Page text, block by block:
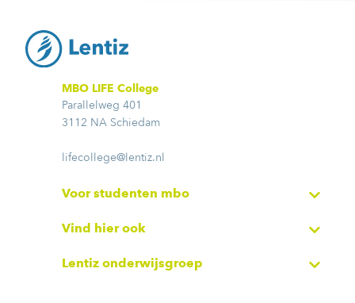
MBO LIFE College
Parallelweg 401
3112 NA Schiedam
lifecollege@lentiz.nl
Voor studenten mbo
Vind hier ook
Lentiz onderwijsgroep